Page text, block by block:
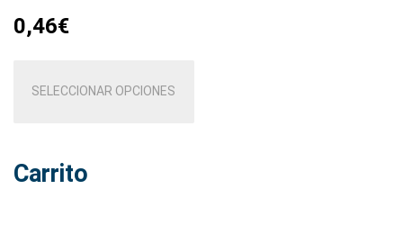
0,46€
SELECCIONAR OPCIONES
Carrito